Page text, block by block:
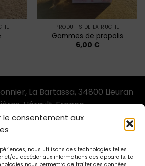
le consentement aux
nous utilisons des technologies telles
et/ou accéder aux informations des appareils. Le
PRODUITS DE LA RUCHE
Gommes de propolis
6,00 €
La Bartassa, 34800 Lieuran
Hérault, France